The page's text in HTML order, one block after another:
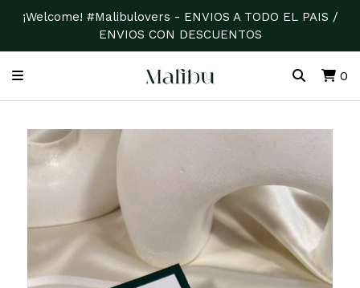
¡Welcome! #Malibulovers - ENVIOS A TODO EL PAIS /
ENVIOS CON DESCUENTOS
0